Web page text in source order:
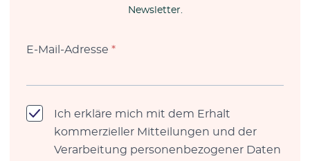
Newsletter.
E-Mail-Adresse *
Ich erkläre mich mit dem Erhalt
kommerzieller Mitteilungen und der
Verarbeitung personenbezogener Daten